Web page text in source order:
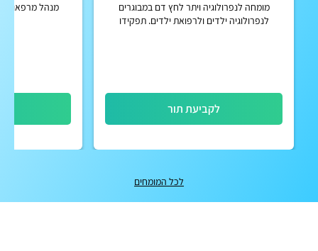
מומחה לנפרולוגיה ויתר לחץ דם במבוגרים
לנפרולוגיה ילדים ולרפואת ילדים. תפקידו
לקביעת תור
מנהל מרפאות
לכל המומחים